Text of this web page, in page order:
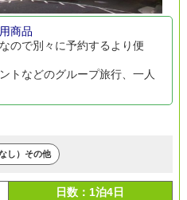
商品
ので別々に予約するより便
トなどのグループ旅行、一人
し）その他
日数：1泊4日